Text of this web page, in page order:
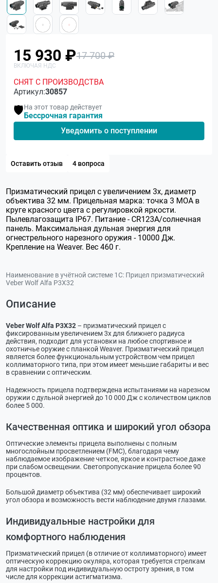
15 930 ₽17 700 ₽
СНЯТ С ПРОИЗВОДСТВА
Артикул:30857
🛡️На этот товар действует
Бессрочная гарантия
Уведомить о поступлении
Оставить отзыв 4 вопроса
Призматический прицел с увеличением 3х, диаметр
объектива 32 мм. Прицельная марка: точка 3 МОА в
круге красного цвета с регулировкой яркости.
Пылевлагозащита IP67. Питание - CR123А/солнечная
панель. Максимальная дульная энергия для
огнестрельного нарезного оружия - 10000 Дж.
Крепление на Weaver. Вес 460 г.
Наименование в учётной системе 1С: Прицел призматический
Veber Wolf Alfa P3X32
Описание
Veber Wolf Alfa P3X32 – призматический прицел с
фиксированным увеличением 3х для ближнего радиуса
действия, подходит для установки на любое спортивное и
охотничье оружие с планкой Weaver. Призматический прицел
является более функциональным устройством чем прицел
коллиматорного типа, при этом имеет меньшие габариты и вес
в сравнении с оптическим.
Надежность прицела подтверждена испытаниями на нарезном
оружии с дульной энергией до 10 000 Дж с количеством циклов
более 5 000.
Качественная оптика и широкий угол обзора
Оптические элементы прицела выполнены с полным
многослойным просветлением (FMC), благодаря чему
наблюдаемое изображение четкое, яркое и контрастное даже
при слабом освещении. Светопропускание прицела более 90
процентов.
Большой диаметр объектива (32 мм) обеспечивает широкий
угол обзора и возможность вести наблюдение двумя глазами.
Индивидуальные настройки для
комфортного наблюдения
Призматический прицел (в отличие от коллиматорного) имеет
оптическую коррекцию окуляра, которая требуется стрелкам
для настройки под индивидуальную остроту зрения, в том
числе для коррекции астигматизма.